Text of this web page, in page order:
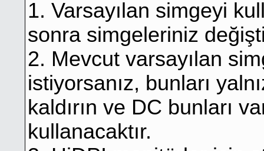
1. Varsayılan simgeyi
sonra simgeleriniz
2. Mevcut varsayılan
istiyorsanız, bunları
kaldırın ve DC bunları
kullanacaktır.